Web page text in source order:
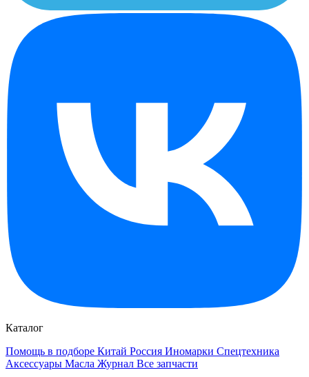
Каталог
Помощь в подборе Китай Россия Иномарки Спецтехника
Аксессуары Масла Журнал Все запчасти